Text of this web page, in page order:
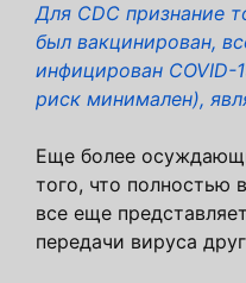
Для CDC признание
был вакцинирован,
инфицирован COVID-
риск минимален),
Еще более
того, что полностью
все еще
передачи вируса